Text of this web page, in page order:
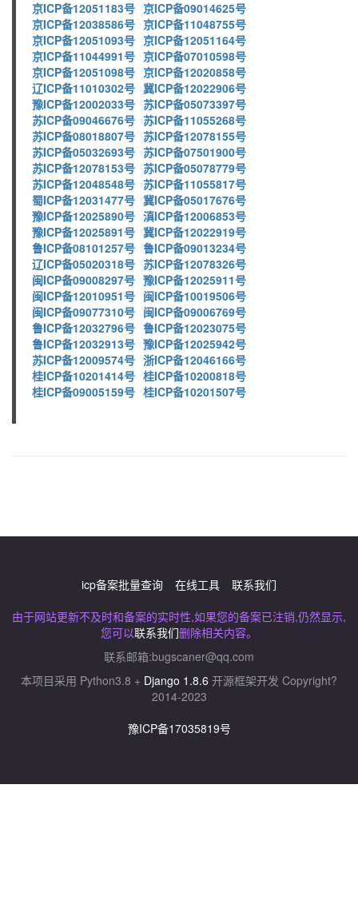
京ICP备12051183号 京ICP备09014625号
京ICP备12038586号 京ICP备11048755号
京ICP备12051093号 京ICP备12051164号
京ICP备11044991号 京ICP备07010598号
京ICP备12051098号 京ICP备12020858号
辽ICP备11010302号 冀ICP备12022906号
豫ICP备12002033号 苏ICP备05073397号
苏ICP备09046676号 苏ICP备11055268号
苏ICP备08018807号 苏ICP备12078155号
苏ICP备05032693号 苏ICP备07501900号
苏ICP备12078153号 苏ICP备05078779号
苏ICP备12048548号 苏ICP备11055817号
蜀ICP备12031477号 冀ICP备05017676号
豫ICP备12025890号 滇ICP备12006853号
豫ICP备12025891号 冀ICP备12022919号
鲁ICP备08101257号 鲁ICP备09013234号
辽ICP备05020318号 苏ICP备12078326号
闽ICP备09008297号 豫ICP备12025911号
闽ICP备12010951号 闽ICP备10019506号
闽ICP备09077310号 闽ICP备09006769号
鲁ICP备12032796号 鲁ICP备12023075号
鲁ICP备12032913号 豫ICP备12025942号
苏ICP备12009574号 浙ICP备12046166号
桂ICP备10201414号 桂ICP备10200818号
桂ICP备09005159号 桂ICP备10201507号
icp备案批量查询 在线工具
联系我们
由于网站更新不及时和备案的实时性,如果您的备案已注销,仍然显示,
您可以联系我们删除相关内容。
联系邮箱:bugscaner@qq.com
本项目采用 Python3.8 + Django 1.8.6 开源框架开发 Copyright?
2014-2023
豫ICP备17035819号